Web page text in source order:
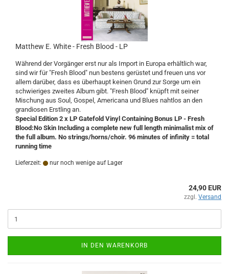
Matthew E. White - Fresh Blood - LP
Während der Vorgänger erst nur als Import in Europa erhältlich war,
sind wir für "Fresh Blood" nun bestens gerüstet und freuen uns vor
allem darüber, dass es überhaupt keinen Grund zur Sorge um ein
schwieriges zweites Album gibt. "Fresh Blood" knüpft mit seiner
Mischung aus Soul, Gospel, Americana und Blues nahtlos an den
grandiosen Erstling an.
Special Edition 2 x LP Gatefold Vinyl Containing Bonus LP - Fresh
Blood:No Skin Including a complete new full length minimalist mix of
the full album. No strings/horns/choir. 96 minutes of infinity = total
running time
Lieferzeit: nur noch wenige auf Lager
24,90 EUR
zzgl. Versand
IN DEN WARENKORB